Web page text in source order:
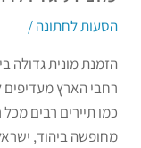
הסעות לחתונה/
הזמנת מונית גדולה
רחבי הארץ מעדיפים
כמו תיירים רבים
מחופשה ביהוד,